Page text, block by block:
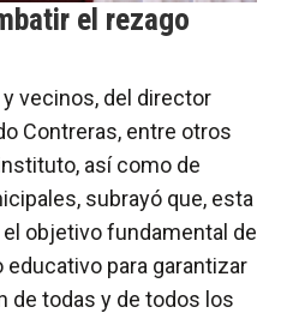
el rezago
vecinos, del director
Contreras, entre otros
así como de
subrayó que, esta
objetivo fundamental de
educativo para garantizar
de todas y de todos los